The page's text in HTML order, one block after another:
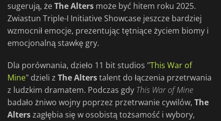
sugerują, żeThe Alters może być hitem roku 2025.
Zwiastun Triple-I Initiative Showcase jeszcze bardziej
wzmocnił emocje, prezentując tętniące życiem biomy i
emocjonalną stawkę gry.
Dla porównania, dzieło 11 bit studios "This War of
Mine" dzieli z The Alterstalent do łączenia przetrwania
z ludzkim dramatem. Podczas gdy This War ofMine
badało żniwo wojny poprzez przetrwanie cywilów, The
Alterszagłębia się w osobistą tożsamość i wybory,